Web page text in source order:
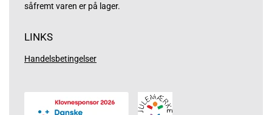
såfremt varen er på lager.
LINKS
Handelsbetingelser